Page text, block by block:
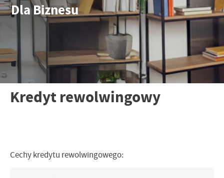
Dla Biznesu
Kredyt rewolwingowy
Cechy kredytu rewolwingowego: